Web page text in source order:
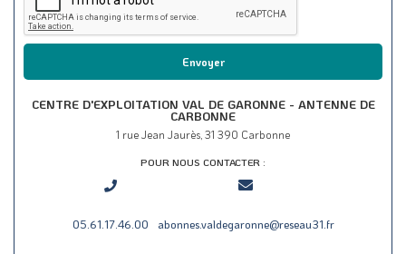
Envoyer
CENTRE D'EXPLOITATION VAL DE GARONNE - ANTENNE DE
CARBONNE
1 rue Jean Jaurès, 31 390 Carbonne
POUR NOUS CONTACTER :
05.61.17.46.00 abonnes.valdegaronne@reseau31.fr